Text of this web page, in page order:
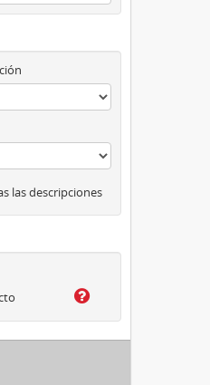
las descripciones